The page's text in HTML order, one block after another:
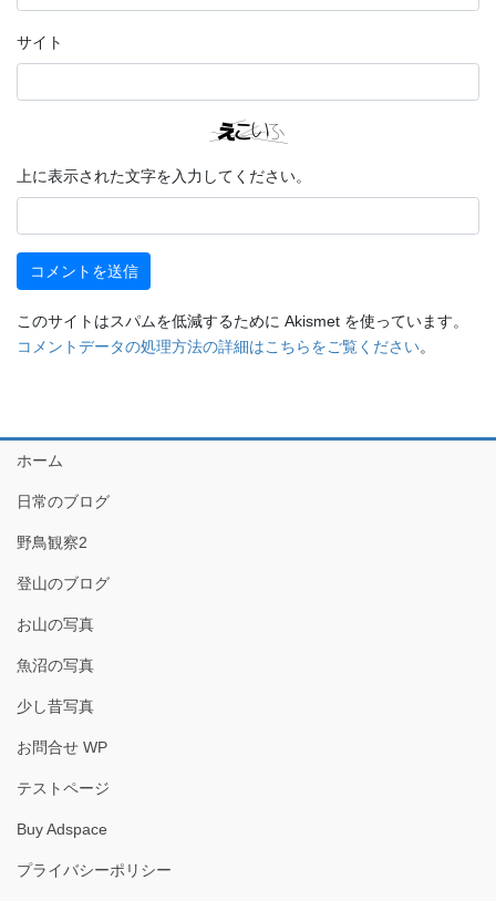
サイト
上に表示された文字を入力してください。
このサイトはスパムを低減するために Akismet を使っています。
コメントデータの処理方法の詳細はこちらをご覧ください。
ホーム
日常のブログ
野鳥観察2
登山のブログ
お山の写真
魚沼の写真
少し昔写真
お問合せ WP
テストページ
Buy Adspace
プライバシーポリシー